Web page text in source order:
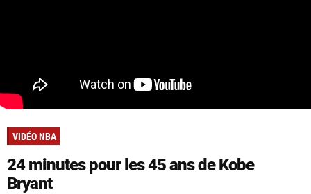
VIDÉO NBA
24 minutes pour les 45 ans de Kobe
Bryant